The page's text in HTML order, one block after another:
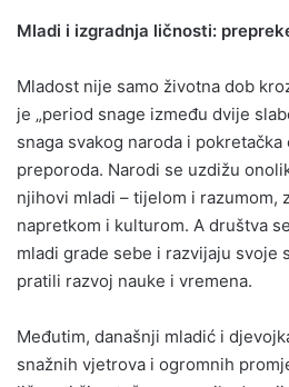
Mladi i izgradnja ličnosti:
Mladost nije samo životna dob
je „period snage između dvije
snaga svakog naroda i
preporoda. Narodi se uzdižu
njihovi mladi – tijelom i razumom,
napretkom i kulturom. A društva
mladi grade sebe i razvijaju svoje
pratili razvoj nauke i vremena.
Međutim, današnji mladić i
snažnih vjetrova i ogromnih